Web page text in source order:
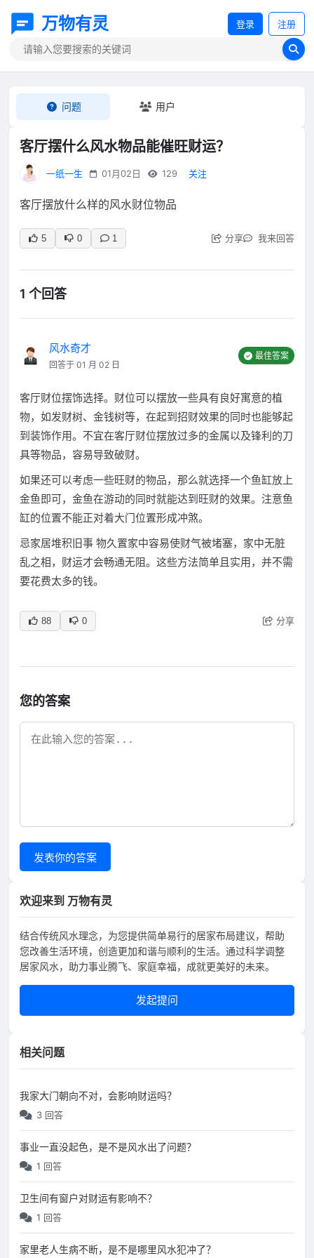
万物有灵 登录 注册
问题 用户
客厅摆什么风水物品能催旺财运？
一纸一生 01月02日 129 关注
客厅摆放什么样的风水财位物品
5 0 1 分享 我来回答
1 个回答
风水奇才
回答于 01 月 02 日
最佳答案
客厅财位摆饰选择。财位可以摆放一些具有良好寓意的植
物，如发财树、金钱树等，在起到招财效果的同时也能够起
到装饰作用。不宜在客厅财位摆放过多的金属以及锋利的刀
具等物品，容易导致破财。
如果还可以考虑一些旺财的物品，那么就选择一个鱼缸放上
金鱼即可，金鱼在游动的同时就能达到旺财的效果。注意鱼
缸的位置不能正对着大门位置形成冲煞。
忌家居堆积旧事 物久置家中容易使财气被堵塞，家中无脏
乱之相，财运才会畅通无阻。这些方法简单且实用，并不需
要花费太多的钱。
88 0 分享
您的答案
发表你的答案
欢迎来到 万物有灵
结合传统风水理念，为您提供简单易行的居家布局建议，帮助
您改善生活环境，创造更加和谐与顺利的生活。通过科学调整
居家风水，助力事业腾飞、家庭幸福，成就更美好的未来。
发起提问
相关问题
我家大门朝向不对，会影响财运吗？
3 回答
事业一直没起色，是不是风水出了问题？
1 回答
卫生间有窗户对财运有影响不？
1 回答
家里老人生病不断，是不是哪里风水犯冲了？